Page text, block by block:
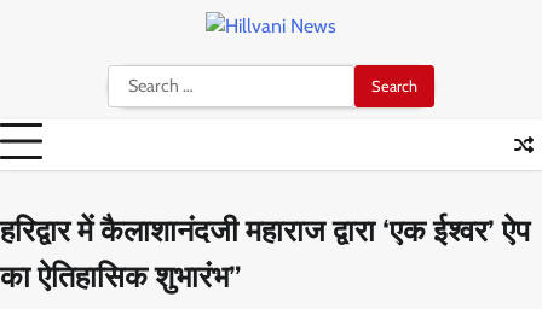
Search
for:
हरिद्वार में कैलाशानंदजी महाराज द्वारा ‘एक ईश्वर’ ऐप
का ऐतिहासिक शुभारंभ”